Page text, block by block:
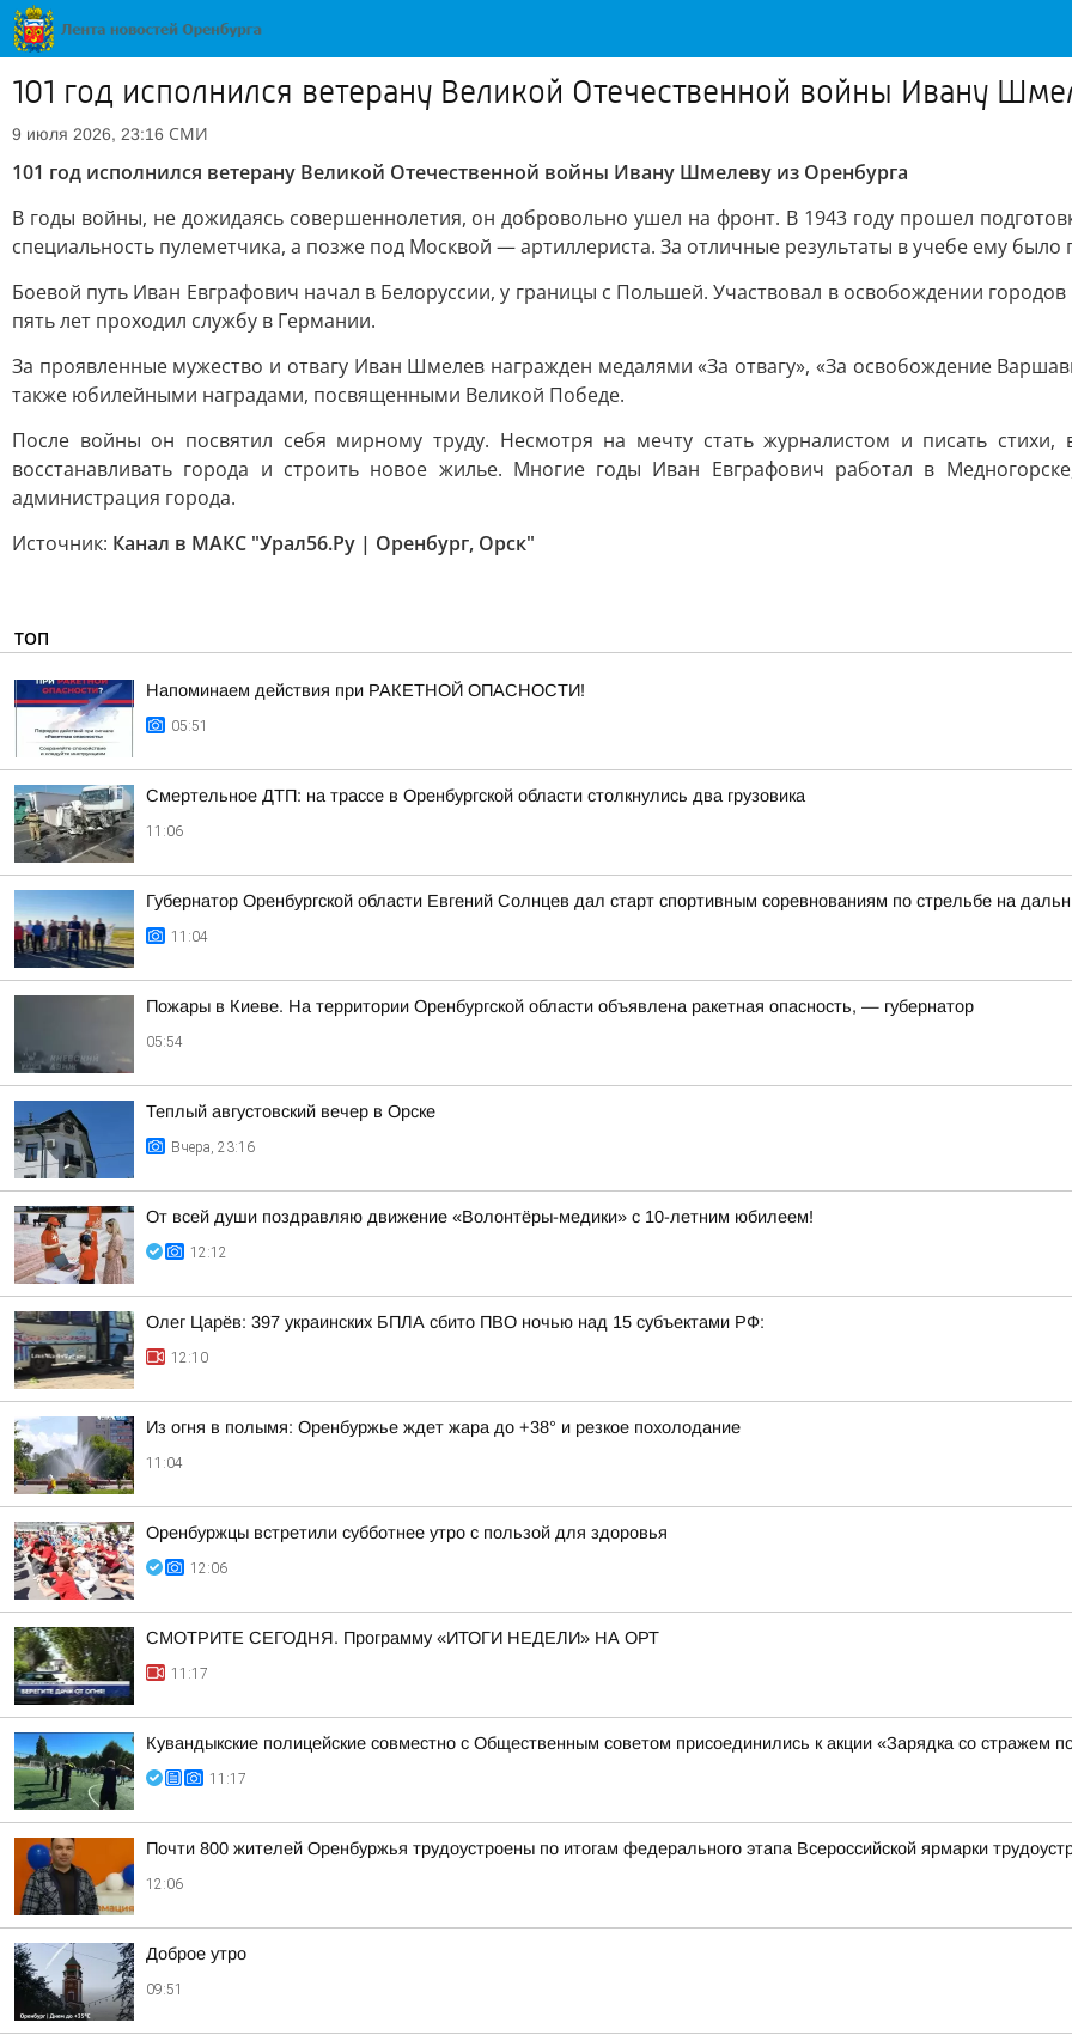
101 год исполнился ветерану Великой Отечественной войны Ивану
9 июля 2026, 23:16 СМИ
101 год исполнился ветерану Великой Отечественной войны Ивану Шмелеву из Оренбурга
В годы войны, не дожидаясь совершеннолетия, он добровольно ушел на фронт. В 1943 году прошел
специальность пулеметчика, а позже под Москвой — артиллериста. За отличные результаты в учебе ему
Боевой путь Иван Евграфович начал в Белоруссии, у границы с Польшей. Участвовал в освобождении
пять лет проходил службу в Германии.
За проявленные мужество и отвагу Иван Шмелев награжден медалями «За отвагу», «За освобождение
также юбилейными наградами, посвященными Великой Победе.
После войны он посвятил себя мирному труду. Несмотря на мечту стать журналистом и писать
восстанавливать города и строить новое жилье. Многие годы Иван Евграфович работал в
администрация города.
Источник: Канал в МАКС "Урал56.Ру | Оренбург, Орск"
ТОП
Напоминаем действия при РАКЕТНОЙ ОПАСНОСТИ!
05:51
Смертельное ДТП: на трассе в Оренбургской области столкнулись два грузовика
11:06
Губернатор Оренбургской области Евгений Солнцев дал старт спортивным соревнованиям по стрельбе на
11:04
Пожары в Киеве. На территории Оренбургской области объявлена ракетная опасность, — губернатор
05:54
Теплый августовский вечер в Орске
Вчера, 23:16
От всей души поздравляю движение «Волонтёры-медики» с 10-летним юбилеем!
12:12
Олег Царёв: 397 украинских БПЛА сбито ПВО ночью над 15 субъектами РФ:
12:10
Из огня в полымя: Оренбуржье ждет жара до +38° и резкое похолодание
11:04
Оренбуржцы встретили субботнее утро с пользой для здоровья
12:06
СМОТРИТЕ СЕГОДНЯ. Программу «ИТОГИ НЕДЕЛИ» НА ОРТ
11:17
Кувандыкские полицейские совместно с Общественным советом присоединились к акции «Зарядка со стражем
11:17
Почти 800 жителей Оренбуржья трудоустроены по итогам федерального этапа Всероссийской ярмарки
12:06
Доброе утро
09:51